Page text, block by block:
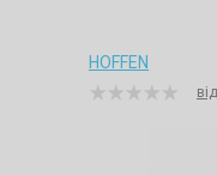
HOFFEN